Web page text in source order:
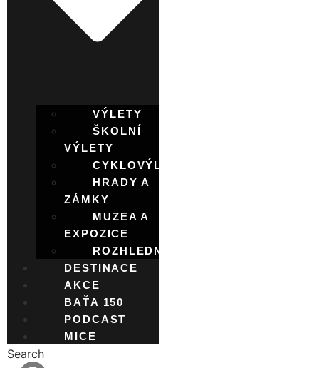
VÝLETY
ŠKOLNÍ
VÝLETY
CYKLOVÝLETY
HRADY A
ZÁMKY
MUZEA A
EXPOZICE
ROZHLEDNY
DESTINACE
AKCE
BAŤA 150
PODCAST
MICE
Search